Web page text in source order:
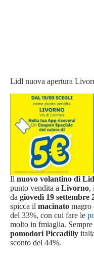
Lidl nuova apertura
Il nuovo volantino di
punto vendita a Livorno,
da giovedì 19 settembre
spicca il macinato magro
del 33%, con cui fare le
molto in fmiaglia.
pomodori Piccadilly
sconto del 44%.